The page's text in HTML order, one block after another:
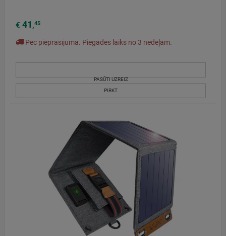
€ 41 ,45
Pēc pieprasījuma. Piegādes laiks no 3 nedēļām.
PASŪTI UZREIZ
PIRKT